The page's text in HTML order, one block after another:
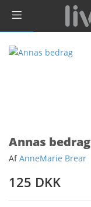
Annas bedrag
AfAnneMarie Brear
125 DKK